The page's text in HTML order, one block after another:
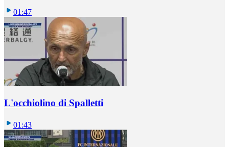
01:47
L'occhiolino di Spalletti
01:43